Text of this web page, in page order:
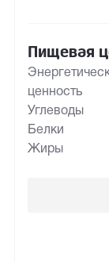
Пищевая
ценность
Углеводы
Белки
Жиры